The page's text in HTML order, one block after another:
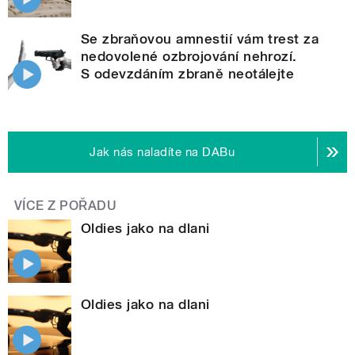
Se zbraňovou amnestií vám trest za
nedovolené ozbrojování nehrozí.
S odevzdáním zbraně neotálejte
Jak nás naladíte na DABu
VÍCE Z POŘADU
Oldies jako na dlani
Oldies jako na dlani